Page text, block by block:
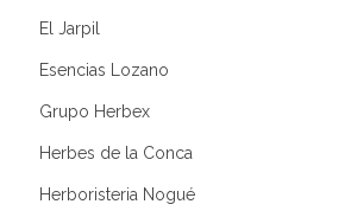
El Jarpil
Esencias Lozano
Grupo Herbex
Herbes de la Conca
Herboristeria Nogué